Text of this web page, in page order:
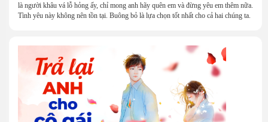
là người khâu vá lỗ hỏng ấy, chỉ mong anh hãy quên em và đừng yêu em thêm nữa.
Tình yêu này không nên tồn tại. Buông bỏ là lựa chọn tốt nhất cho cả hai chúng ta.